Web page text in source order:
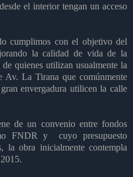
el interior tengan un acceso
cumplimos con el objetivo del
la calidad de vida de la
quienes utilizan usualmente la
Av. La Tirana que comúnmente
envergadura utilicen la calle
de un convenio entre fondos
FNDR y cuyo presupuesto
la obra inicialmente contempla